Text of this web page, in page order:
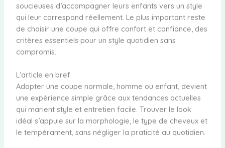
soucieuses d’accompagner leurs enfants vers un style
qui leur correspond réellement. Le plus important reste
de choisir une coupe qui offre confort et confiance, des
critères essentiels pour un style quotidien sans
compromis.
L’article en bref
Adopter une coupe normale, homme ou enfant, devient
une expérience simple grâce aux tendances actuelles
qui marient style et entretien facile. Trouver le look
idéal s’appuie sur la morphologie, le type de cheveux et
le tempérament, sans négliger la praticité au quotidien.